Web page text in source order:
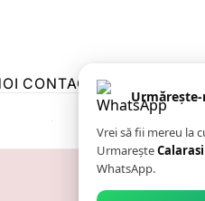
CONTACT ZIARUL
Vrei să fii mereu la
Urmarește
WhatsApp.